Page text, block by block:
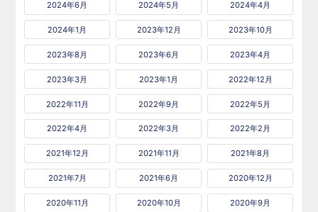
2024年6月 2024年5月 2024年4月
2024年1月 2023年12月 2023年10月
2023年8月 2023年6月 2023年4月
2023年3月 2023年1月 2022年12月
2022年11月 2022年9月 2022年5月
2022年4月 2022年3月 2022年2月
2021年12月 2021年11月 2021年8月
2021年7月 2021年6月 2020年12月
2020年11月 2020年10月 2020年9月